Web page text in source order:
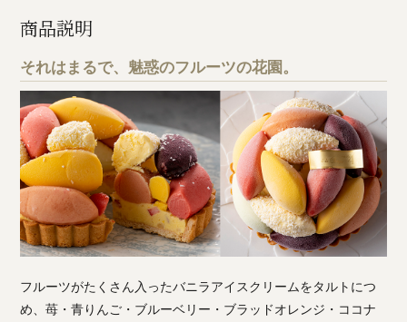
商品説明
それはまるで、魅惑のフルーツの花園。
フルーツがたくさん入ったバニラアイスクリームをタルトにつ
め、苺・青りんご・ブルーベリー・ブラッドオレンジ・ココナ